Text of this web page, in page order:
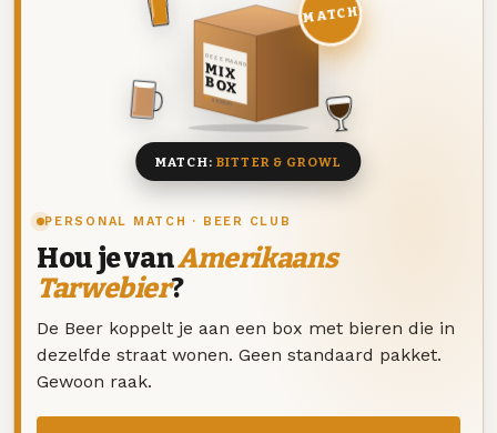
PERSONAL MATCH · BEER CLUB
Hou je vanAmerikaans
Tarwebier?
De Beer koppelt je aan een box met bieren die in
dezelfde straat wonen. Geen standaard pakket.
Gewoon raak.
DEZE MAAND
MIX
BOX
8 BIEREN
MATCH
MATCH: BITTER & GROWL